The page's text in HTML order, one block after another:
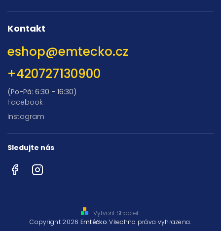
Kontakt
eshop@emtecko.cz
+420727130900
(Po-Pá: 6:30 - 16:30)
Facebook
Instagram
Sledujte nás
FacebookInstagram
Vytvořil Shoptet
Copyright 2026 Emtéčko. Všechna práva vyhrazena.